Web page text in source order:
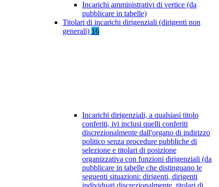
Incarichi amministrativi di vertice (da
pubblicare in tabelle)
Titolari di incarichi dirigenziali (dirigenti non
generali) 16
Incarichi dirigenziali, a qualsiasi titolo
conferiti, ivi inclusi quelli conferiti
discrezionalmente dall'organo di indirizzo
politico senza procedure pubbliche di
selezione e titolari di posizione
organizzativa con funzioni dirigenziali (da
pubblicare in tabelle che distinguano le
seguenti situazioni: dirigenti, dirigenti